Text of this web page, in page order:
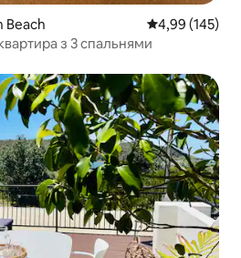
Beach Середня
4,99 (145)
з 3 спальнями